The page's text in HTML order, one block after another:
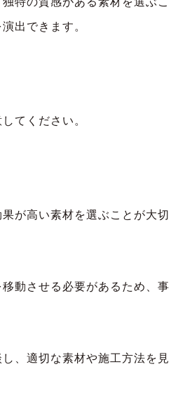
出できます。
てください。
が高い素材を選ぶことが大切
動させる必要があるため、事
、適切な素材や施工方法を見